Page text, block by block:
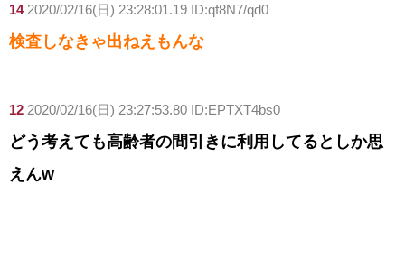
14 2020/02/16(日) 23:28:01.19 ID:qf8N7/qd0
検査しなきゃ出ねえもんな
12 2020/02/16(日) 23:27:53.80 ID:EPTXT4bs0
どう考えても高齢者の間引きに利用してるとしか思
えんw